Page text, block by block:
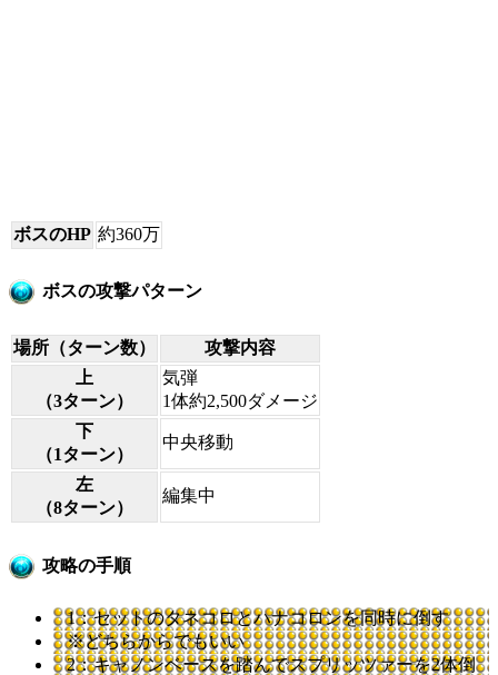
ボスのHP 約360万
ボスの攻撃パターン
場所（ターン数）
攻撃内容
上
（3ターン）
気弾
1体約2,500ダメージ
下
（1ターン）
中央移動
左
（8ターン）
編集中
攻略の手順
1：セットのタネコロとハナコロンを同時に倒す
※どちらからでもいい
2：キャノンベースを踏んでスプリッツァーを2体倒